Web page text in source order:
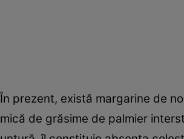
În prezent, există margarine de
mică de grăsime de palmier